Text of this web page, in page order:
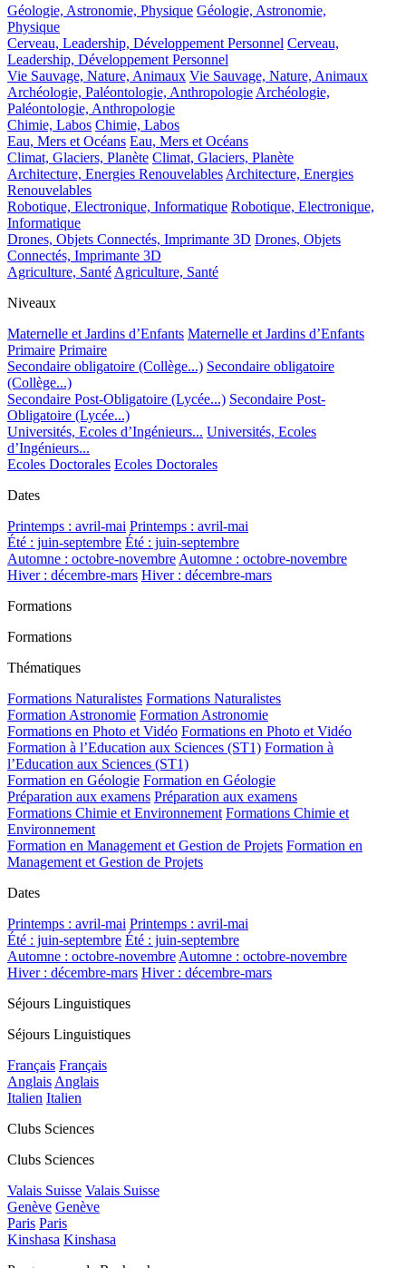
Géologie, Astronomie, Physique Géologie, Astronomie,
Physique
Cerveau, Leadership, Développement Personnel Cerveau,
Leadership, Développement Personnel
Vie Sauvage, Nature, Animaux Vie Sauvage, Nature, Animaux
Archéologie, Paléontologie, Anthropologie Archéologie,
Paléontologie, Anthropologie
Chimie, Labos Chimie, Labos
Eau, Mers et Océans Eau, Mers et Océans
Climat, Glaciers, Planète Climat, Glaciers, Planète
Architecture, Energies Renouvelables Architecture, Energies
Renouvelables
Robotique, Electronique, Informatique Robotique, Electronique,
Informatique
Drones, Objets Connectés, Imprimante 3D Drones, Objets
Connectés, Imprimante 3D
Agriculture, Santé Agriculture, Santé
Niveaux
Maternelle et Jardins d’Enfants Maternelle et Jardins d’Enfants
Primaire Primaire
Secondaire obligatoire (Collège...) Secondaire obligatoire
(Collège...)
Secondaire Post-Obligatoire (Lycée...) Secondaire Post-
Obligatoire (Lycée...)
Universités, Ecoles d’Ingénieurs... Universités, Ecoles
d’Ingénieurs...
Ecoles Doctorales Ecoles Doctorales
Dates
Printemps : avril-mai Printemps : avril-mai
Été : juin-septembre Été : juin-septembre
Automne : octobre-novembre Automne : octobre-novembre
Hiver : décembre-mars Hiver : décembre-mars
Formations
Formations
Thématiques
Formations Naturalistes Formations Naturalistes
Formation Astronomie Formation Astronomie
Formations en Photo et Vidéo Formations en Photo et Vidéo
Formation à l’Education aux Sciences (ST1) Formation à
l’Education aux Sciences (ST1)
Formation en Géologie Formation en Géologie
Préparation aux examens Préparation aux examens
Formations Chimie et Environnement Formations Chimie et
Environnement
Formation en Management et Gestion de Projets Formation en
Management et Gestion de Projets
Dates
Printemps : avril-mai Printemps : avril-mai
Été : juin-septembre Été : juin-septembre
Automne : octobre-novembre Automne : octobre-novembre
Hiver : décembre-mars Hiver : décembre-mars
Séjours Linguistiques
Séjours Linguistiques
Français Français
Anglais Anglais
Italien Italien
Clubs Sciences
Clubs Sciences
Valais Suisse Valais Suisse
Genève Genève
Paris Paris
Kinshasa Kinshasa